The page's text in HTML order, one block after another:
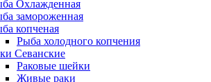
Охлажденная
замороженная
копченая
Рыба холодного копчения
Севанские
Раковые шейки
Живые раки